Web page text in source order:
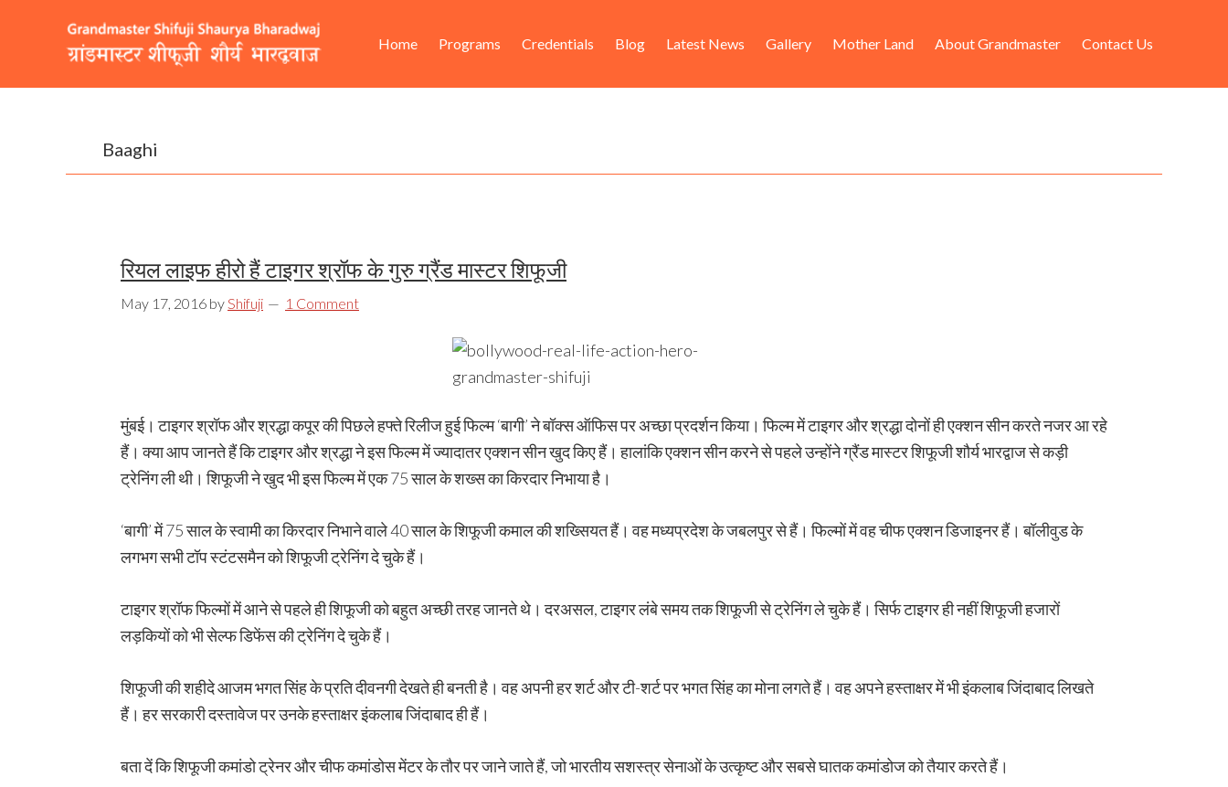
navigation
Right
navigation
Home Programs Credentials Blog Latest News Gallery Mother Land About Grandmaster Contact Us
Baaghi
रियल लाइफ हीरो हैं टाइगर श्रॉफ के गुरु ग्रैंड मास्‍टर शिफूजी
May 17, 2016 byShifuji 1 Comment
मुंबई। टाइगर श्रॉफ और श्रद्धा कपूर की पिछले हफ्ते रिलीज हुई फिल्म ‘बागी’ ने बॉक्स ऑफिस पर अच्छा प्रदर्शन किया। फिल्म में टाइगर और श्रद्धा दोनों ही एक्शन सीन करते नजर आ रहे
हैं। क्या आप जानते हैं कि टाइगर और श्रद्धा ने इस फिल्म में ज्यादातर एक्शन सीन खुद किए हैं। हालांकि एक्शन सीन करने से पहले उन्होंने ग्रैंड मास्टर शिफूजी शौर्य भारद्वाज से कड़ी
ट्रेनिंग ली थी। शिफूजी ने खुद भी इस फिल्म में एक 75 साल के शख्स का किरदार निभाया है।
‘बागी’ में 75 साल के स्वामी का किरदार निभाने वाले 40 साल के शिफूजी कमाल की शख्सियत हैं। वह मध्यप्रदेश के जबलपुर से हैं। फिल्मों में वह चीफ एक्शन डिजाइनर हैं। बॉलीवुड के
लगभग सभी टॉप स्टंटसमैन को शिफूजी ट्रेनिंग दे चुके हैं।
टाइगर श्रॉफ फिल्मों में आने से पहले ही शिफूजी को बहुत अच्छी तरह जानते थे। दरअसल, टाइगर लंबे समय तक शिफूजी से ट्रेनिंग ले चुके हैं। सिर्फ टाइगर ही नहीं शिफूजी हजारों
लड़कियों को भी सेल्फ डिफेंस की ट्रेनिंग दे चुके हैं।
शिफूजी की शहीदे आजम भगत सिंह के प्रति दीवनगी देखते ही बनती है। वह अपनी हर शर्ट और टी-शर्ट पर भगत सिंह का मोना लगते हैं। वह अपने हस्ताक्षर में भी इंकलाब जिंदाबाद लिखते
हैं। हर सरकारी दस्तावेज पर उनके हस्ताक्षर इंकलाब जिंदाबाद ही हैं।
बता दें कि शिफूजी कमांडो ट्रेनर और चीफ कमांडोस मेंटर के तौर पर जाने जाते हैं, जो भारतीय सशस्त्र सेनाओं के उत्कृष्ट और सबसे घातक कमांडोज को तैयार करते हैं।